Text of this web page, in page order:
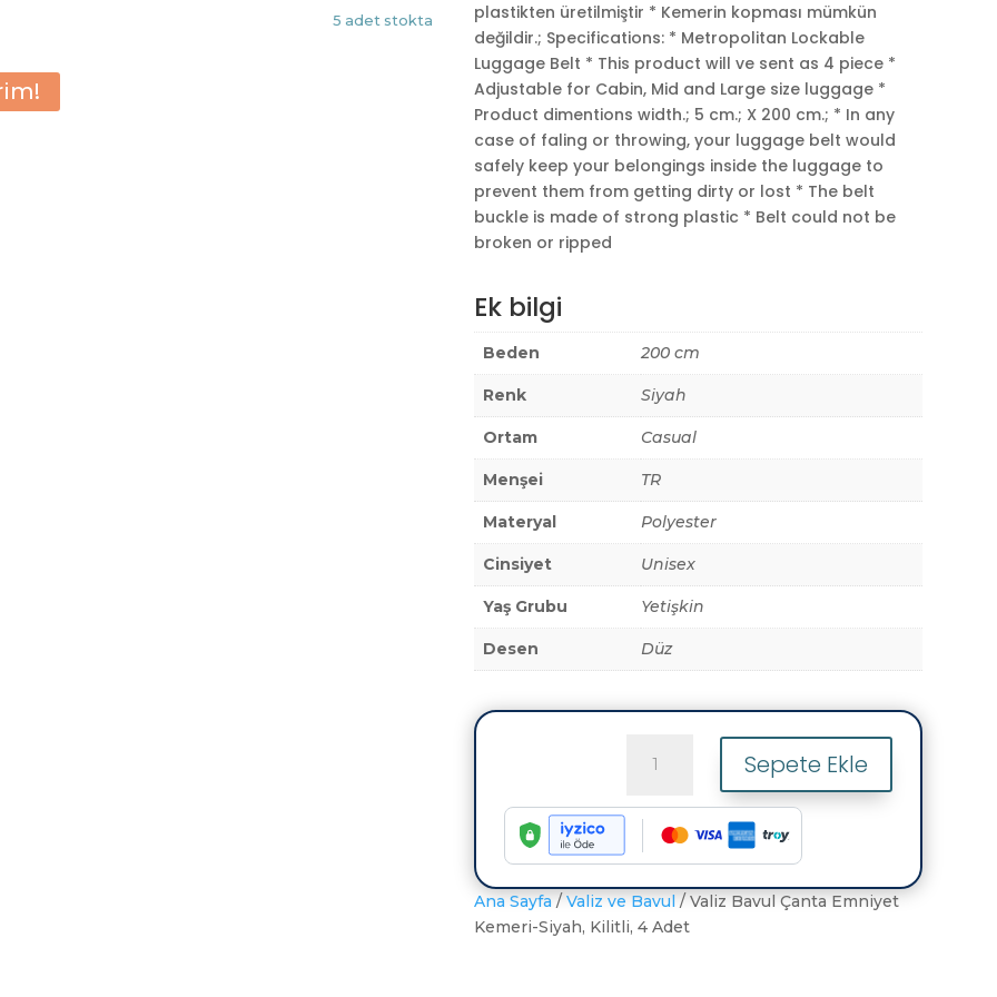
5 adet stokta
plastikten üretilmiştir * Kemerin kopması mümkün
değildir.; Specifications: * Metropolitan Lockable
Luggage Belt * This product will ve sent as 4 piece *
Adjustable for Cabin, Mid and Large size luggage *
Product dimentions width.; 5 cm.; X 200 cm.; * In any
case of faling or throwing, your luggage belt would
safely keep your belongings inside the luggage to
prevent them from getting dirty or lost * The belt
buckle is made of strong plastic * Belt could not be
broken or ripped
Ek bilgi
Beden 200 cm
Renk Siyah
Ortam Casual
Menşei TR
Materyal Polyester
Cinsiyet Unisex
Yaş Grubu Yetişkin
Desen Düz
Bavul
Emniyet
Kemeri-
Kilitli,
4
Sepete Ekle
Ana Sayfa /Valiz ve Bavul / Valiz Bavul Çanta Emniyet
Kemeri-Siyah, Kilitli, 4 Adet